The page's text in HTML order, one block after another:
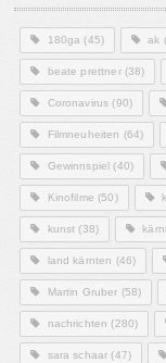
180ga (45) ak
beate prettner(38)
Coronavirus (90)
Filmneuheiten (64)
Gewinnspiel (40)
Kinofilme (50)
kunst (38)
land kärnten (46)
Martin Gruber (58)
nachrichten (280)
sara schaar (47)